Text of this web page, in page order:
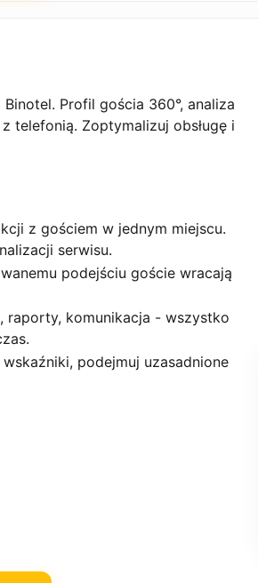
Profil gościa 360°, analiza
telefonią. Zoptymalizuj obsługę i
z gościem w jednym miejscu.
serwisu.
podejściu goście wracają
raporty, komunikacja - wszystko
podejmuj uzasadnione